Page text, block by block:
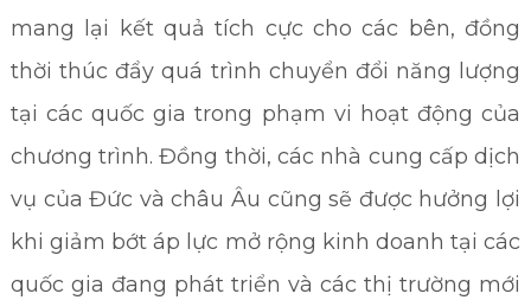
mang lại kết quả tích cực cho các bên, đồng
thời thúc đẩy quá trình chuyển đổi năng lượng
tại các quốc gia trong phạm vi hoạt động của
chương trình. Đồng thời, các nhà cung cấp dịch
vụ của Đức và châu Âu cũng sẽ được hưởng lợi
khi giảm bớt áp lực mở rộng kinh doanh tại các
quốc gia đang phát triển và các thị trường mới